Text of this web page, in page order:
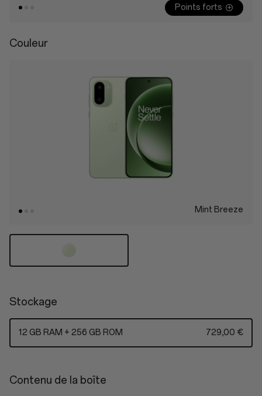
Points forts
Couleur
Mint Breeze
Stockage
12 GB RAM + 256 GB ROM 729,00 €
Contenu de la boîte